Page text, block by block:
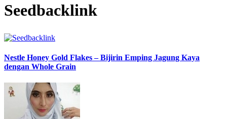
Seedbacklink
Nestle Honey Gold Flakes – Bijirin Emping Jagung Kaya
dengan Whole Grain